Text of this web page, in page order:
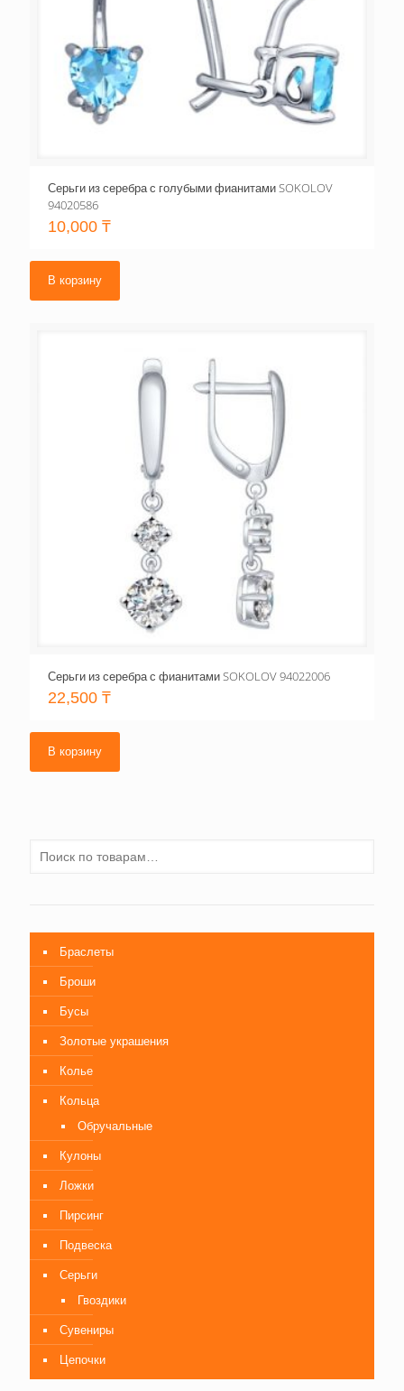
Серьги из серебра с голубыми фианитами SOKOLOV
94020586
10,000 ₸
В корзину
Серьги из серебра с фианитами SOKOLOV 94022006
22,500 ₸
В корзину
Браслеты
Броши
Бусы
Золотые украшения
Колье
Кольца
Обручальные
Кулоны
Ложки
Пирсинг
Подвеска
Серьги
Гвоздики
Сувениры
Цепочки